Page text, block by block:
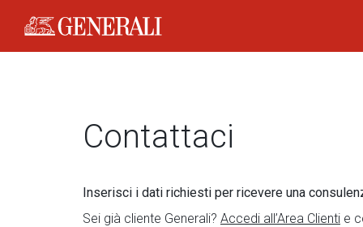
Generali Logo
Contattaci
Inserisci i dati richiesti per ricevere una
Sei già cliente Generali? Accedi all’Area Clienti e